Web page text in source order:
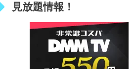
見放題情報！